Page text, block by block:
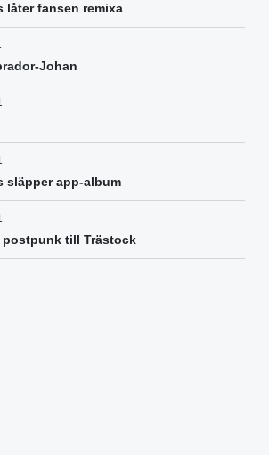
låter fansen remixa
Johan
släpper app-album
postpunk till Trästock